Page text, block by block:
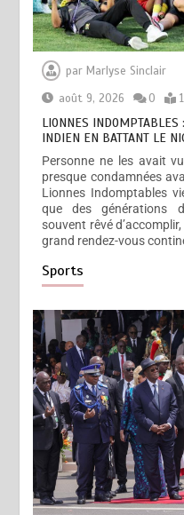
MARTHE CECILE MICCA
DONALD EFFOUDOU
août 7, 2026 0
LIONNES INDOMPTABLES
INDIEN EN BATTANT LE
août 9, 2026 0
par Marlyse Sinclair
août 9, 2026
0
LIONNES
INDIEN EN BATTANT LE
Personne ne les avait
presque condamnées
Lionnes Indomptables
que des générations
souvent rêvé
grand rendez-vous
Sports